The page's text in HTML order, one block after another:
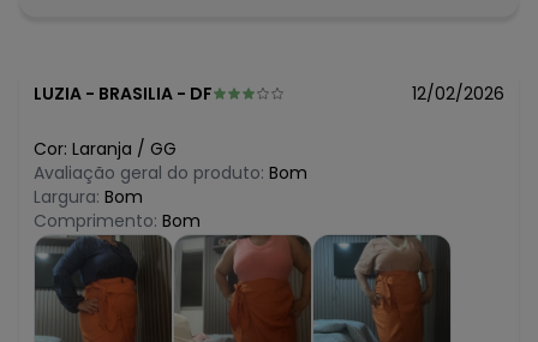
LUZIA - BRASILIA - DF 12/02/2026
Cor: Laranja / GG
Avaliação geral do produto: Bom
Largura: Bom
Comprimento: Bom